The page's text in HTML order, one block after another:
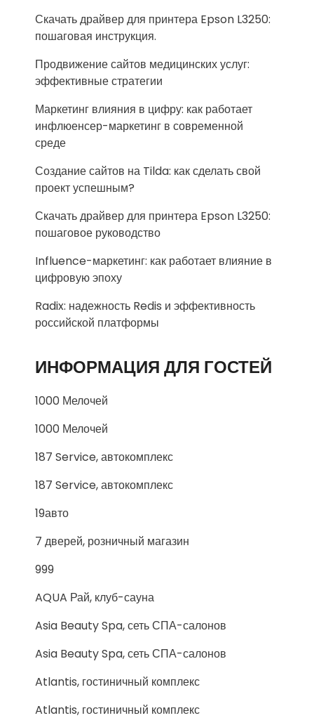
Скачать драйвер для принтера Epson L3250:
пошаговая инструкция.
Продвижение сайтов медицинских услуг:
эффективные стратегии
Маркетинг влияния в цифру: как работает
инфлюенсер-маркетинг в современной
среде
Создание сайтов на Tilda: как сделать свой
проект успешным?
Скачать драйвер для принтера Epson L3250:
пошаговое руководство
Influence-маркетинг: как работает влияние в
цифровую эпоху
Radix: надежность Redis и эффективность
российской платформы
ИНФОРМАЦИЯ ДЛЯ ГОСТЕЙ
1000 Мелочей
1000 Мелочей
187 Service, автокомплекс
187 Service, автокомплекс
19авто
7 дверей, розничный магазин
999
AQUA Рай, клуб-сауна
Asia Beauty Spa, сеть СПА-салонов
Asia Beauty Spa, сеть СПА-салонов
Atlantis, гостиничный комплекс
Atlantis, гостиничный комплекс